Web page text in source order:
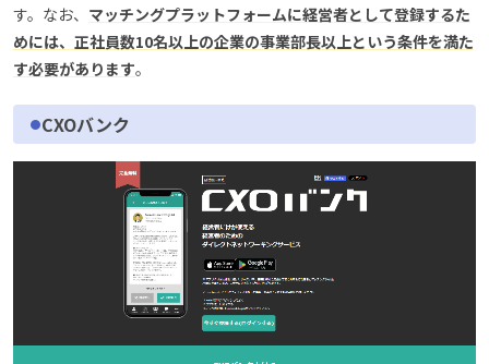
す。なお、 マッチングプラットフォームに経営者として登録するた
めには、正社員数10名以上の企業の事業部長以上という条件を満た
す必要があります。
CXOバンク